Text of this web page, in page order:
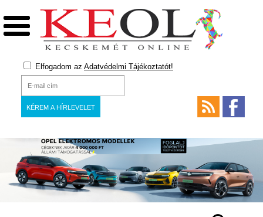
Elfogadom az Adatvédelmi Tájékoztatót!